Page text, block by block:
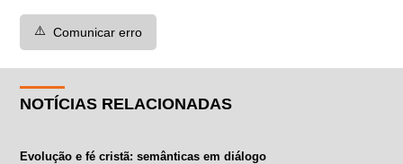
⚠️ Comunicar erro
NOTÍCIAS RELACIONADAS
Evolução e fé cristã: semânticas em diálogo